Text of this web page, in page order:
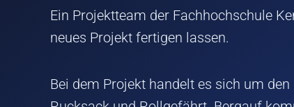
Ein Projektteam der Fachhochschule
neues Projekt fertigen lassen.
Bei dem Projekt handelt es sich um